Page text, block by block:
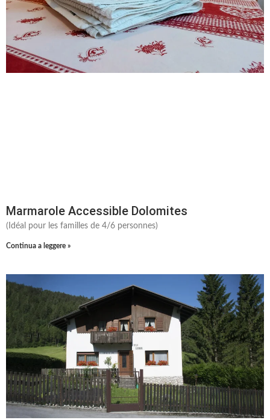
Marmarole Accessible Dolomites
(Idéal pour les familles de 4/6 personnes)
Continua a leggere »